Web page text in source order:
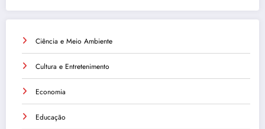
Ciência e Meio Ambiente
Cultura e Entretenimento
Economia
Educação